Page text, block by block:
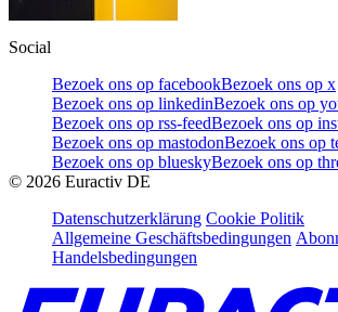
Social
Bezoek ons op facebookBezoek ons op x
Bezoek ons op linkedinBezoek ons op
Bezoek ons op rss-feedBezoek ons op
Bezoek ons op mastodonBezoek ons op
Bezoek ons op blueskyBezoek ons op
© 2026 Euractiv DE
Datenschutzerklärung Cookie Politik
Allgemeine Geschäftsbedingungen
Handelsbedingungen